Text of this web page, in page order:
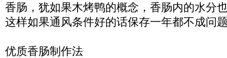
香肠，犹如果木烤鸭的概念，香肠内的水分
这样如果通风条件好的话保存一年都不成问
优质香肠制作法